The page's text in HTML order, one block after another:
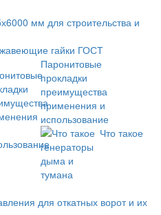
мм для строительства и
гайки ГОСТ
Паронитовые
прокладки
преимущества
применения и
использование
Что такое
для откатных ворот и их